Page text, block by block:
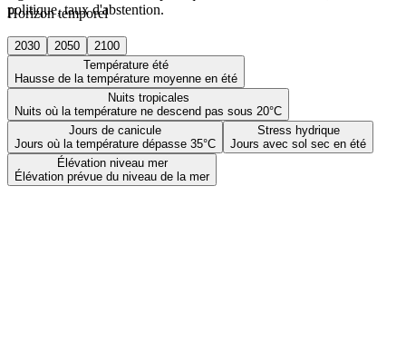
Horizon temporel
2030 2050
2100
Température été
Hausse de la température moyenne en été
Nuits tropicales
Nuits où la température ne descend pas sous 20°C
Jours de canicule
Jours où la température dépasse 35°C
Stress hydrique
Jours avec sol sec en été
Élévation niveau mer
Élévation prévue du niveau de la mer
politique, taux d'abstention.